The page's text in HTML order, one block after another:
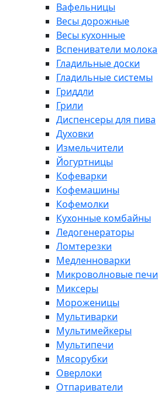
Вафельницы
Весы дорожные
Весы кухонные
Вспениватели молока
Гладильные доски
Гладильные системы
Гриддли
Грили
Диспенсеры для пива
Духовки
Измельчители
Йогуртницы
Кофеварки
Кофемашины
Кофемолки
Кухонные комбайны
Ледогенераторы
Ломтерезки
Медленноварки
Микроволновые печи
Миксеры
Мороженицы
Мультиварки
Мультимейкеры
Мультипечи
Мясорубки
Оверлоки
Отпариватели